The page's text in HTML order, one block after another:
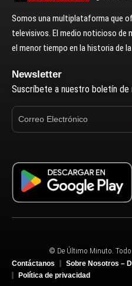
Somos una multiplataforma que
televisivos. El medio noticioso de
el menor tiempo en la historia de
Newsletter
Suscríbete a nuestro boletín de
© De Último Minuto.
Contáctanos
Sobre Nosotros –
Política de privacidad